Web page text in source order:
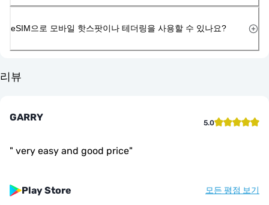
eSIM으로 모바일 핫스팟이나 테더링을 사용할 수 있나요?
리뷰
GARRY 5.0
" very easy and good price"
Play Store 모든 평점 보기